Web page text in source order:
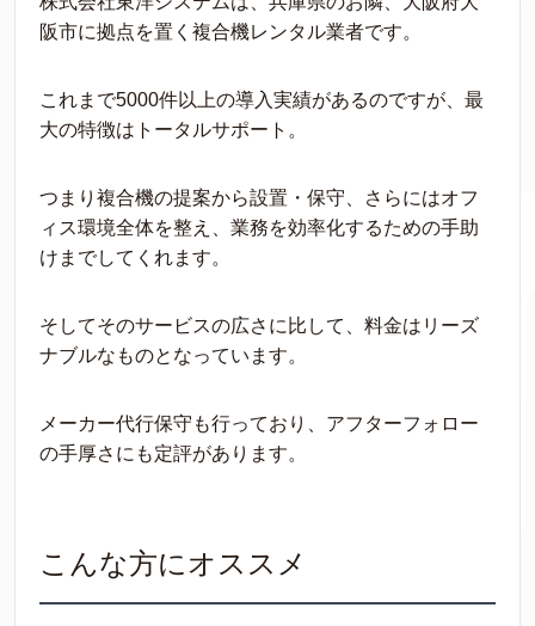
阪市に拠点を置く複合機レンタル業者です。
これまで5000件以上の導入実績があるのですが、最
大の特徴はトータルサポート。
つまり複合機の提案から設置・保守、さらにはオフ
ィス環境全体を整え、業務を効率化するための手助
けまでしてくれます。
そしてそのサービスの広さに比して、料金はリーズ
ナブルなものとなっています。
メーカー代行保守も行っており、アフターフォロー
の手厚さにも定評があります。
こんな方にオススメ